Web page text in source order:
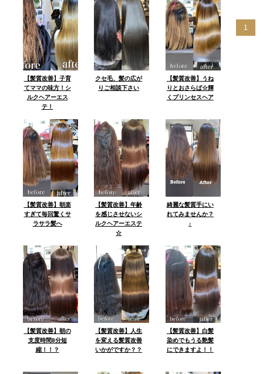
【髪質改善】子育
てママの味方！シ
ルクヘアーエス
テ！
クセ毛、髪の広が
りご相談下さい
【髪質改善】うね
りとおさらば☆輝
くプリンセスヘア
【髪質改善】朝楽
すぎて毎回驚くサ
ラサラ髪へ
【髪質改善】年齢
を感じさせないシ
ルクヘアーエステ
☆
綺麗な髪質手にい
れてみませんか？
♪
【髪質改善】朝の
支度時間8分短
縮！！？
【髪質改善】人生
を変える髪質改善
いかがですか？？
【髪質改善】白髪
染めでもうる艶髪
にできますよ！！
1